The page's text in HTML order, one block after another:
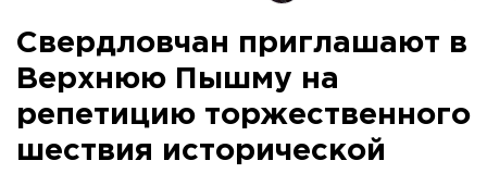
Свердловчан приглашают в
Верхнюю Пышму на
репетицию торжественного
шествия исторической